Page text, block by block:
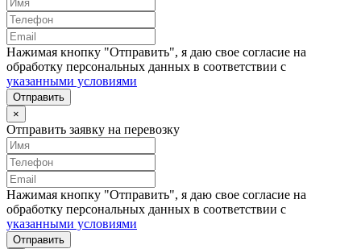
Нажимая кнопку "Отправить", я даю свое согласие на
обработку персональных данных в соответствии с
указанными условиями
Отправить
×
Отправить заявку на перевозку
Нажимая кнопку "Отправить", я даю свое согласие на
обработку персональных данных в соответствии с
указанными условиями
Отправить